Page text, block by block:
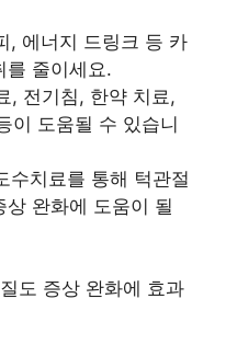
, 에너지 드링크 등 카
를 줄이세요.
, 전기침, 한약 치료,
이 도움될 수 있습니
수치료를 통해 턱관절
완화에 도움이 될
도 증상 완화에 효과